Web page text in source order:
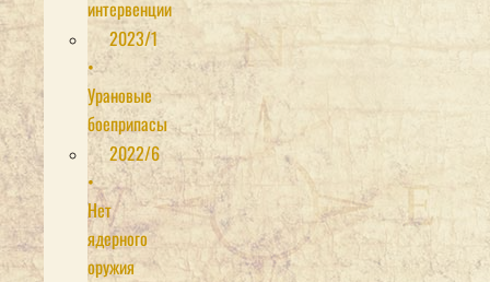
интервенции
2023/1
•
Урановые
боеприпасы
2022/6
•
Нет
ядерного
оружия